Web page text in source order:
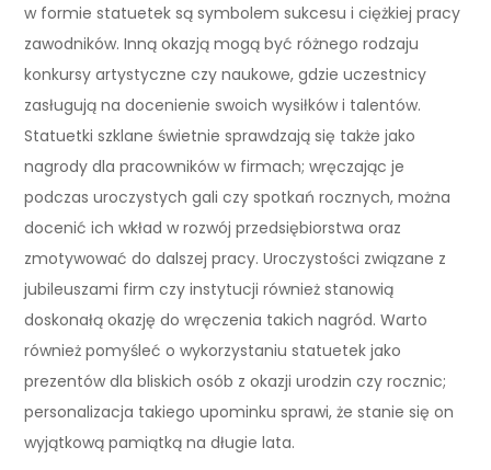
w formie statuetek są symbolem sukcesu i ciężkiej pracy
zawodników. Inną okazją mogą być różnego rodzaju
konkursy artystyczne czy naukowe, gdzie uczestnicy
zasługują na docenienie swoich wysiłków i talentów.
Statuetki szklane świetnie sprawdzają się także jako
nagrody dla pracowników w firmach; wręczając je
podczas uroczystych gali czy spotkań rocznych, można
docenić ich wkład w rozwój przedsiębiorstwa oraz
zmotywować do dalszej pracy. Uroczystości związane z
jubileuszami firm czy instytucji również stanowią
doskonałą okazję do wręczenia takich nagród. Warto
również pomyśleć o wykorzystaniu statuetek jako
prezentów dla bliskich osób z okazji urodzin czy rocznic;
personalizacja takiego upominku sprawi, że stanie się on
wyjątkową pamiątką na długie lata.